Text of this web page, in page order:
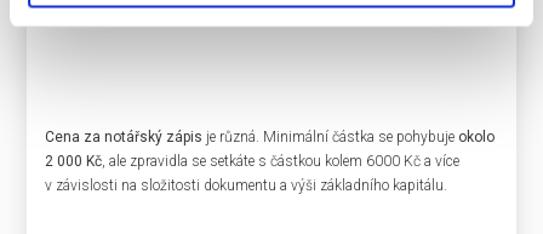
Cena za notářský zápis je různá. Minimální částka se pohybuje okolo
2 000 Kč, ale zpravidla se setkáte s částkou kolem 6000 Kč a více
v závislosti na složitosti dokumentu a výši základního kapitálu.